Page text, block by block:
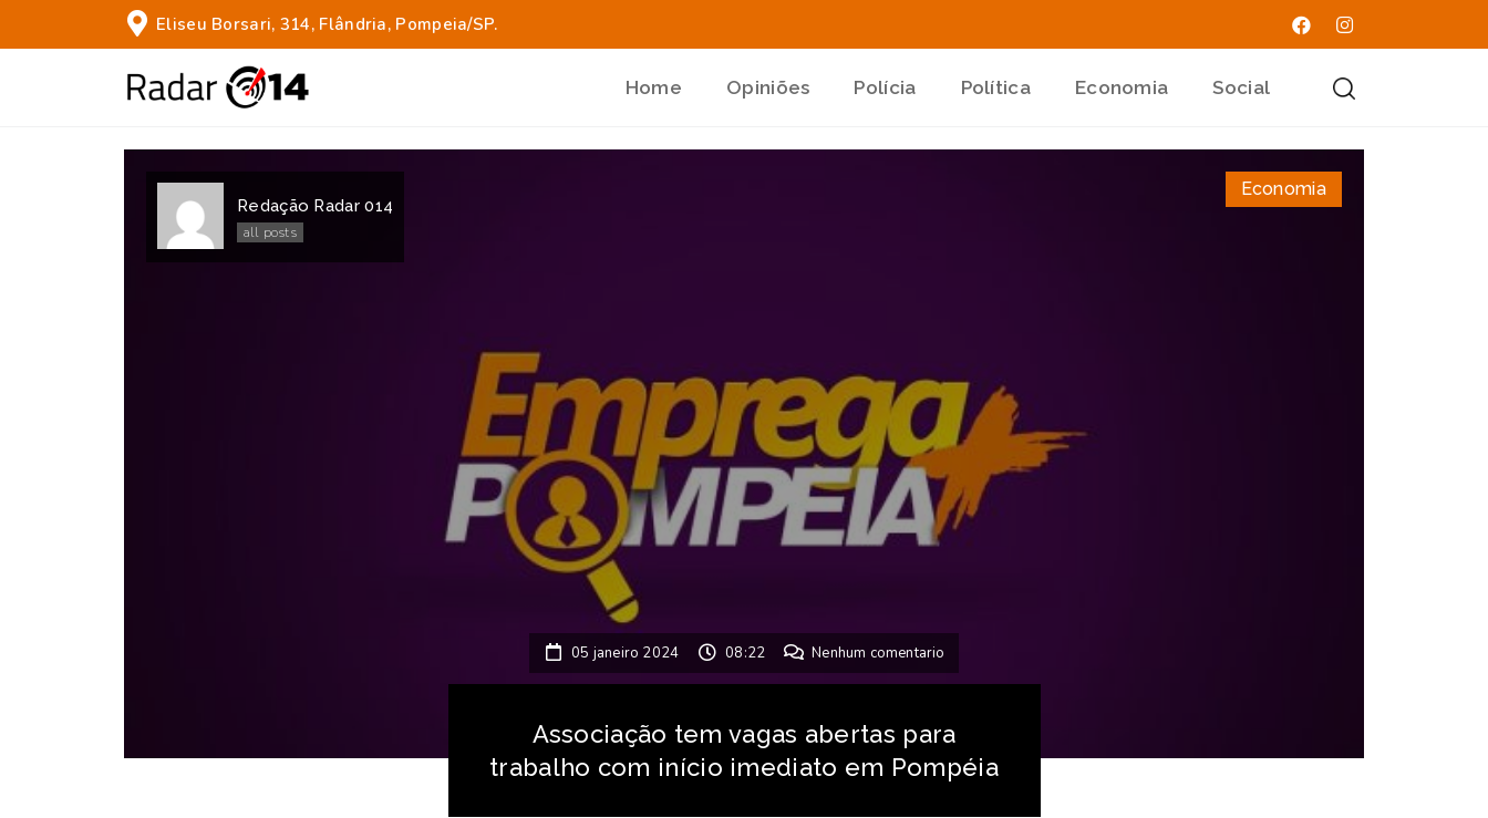
Eliseu Borsari, 314, Flândria, Pompeia/SP.
Home Opiniões Polícia Política Economia Social
Redação Radar 014
all posts
Economia
05 janeiro 2024 08:22 Nenhum comentario
Associação tem vagas abertas para
trabalho com início imediato em Pompéia